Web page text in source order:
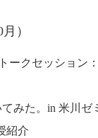
）
ークセッション
みた。in 米川ゼ
紹介